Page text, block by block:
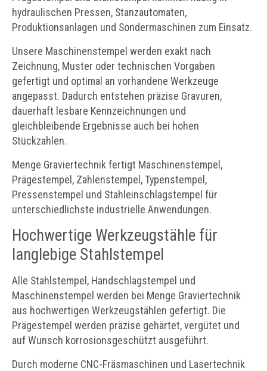
hydraulischen Pressen, Stanzautomaten,
Produktionsanlagen und Sondermaschinen zum Einsatz.
Unsere Maschinenstempel werden exakt nach
Zeichnung, Muster oder technischen Vorgaben
gefertigt und optimal an vorhandene Werkzeuge
angepasst. Dadurch entstehen präzise Gravuren,
dauerhaft lesbare Kennzeichnungen und
gleichbleibende Ergebnisse auch bei hohen
Stückzahlen.
Menge Graviertechnik fertigt Maschinenstempel,
Prägestempel, Zahlenstempel, Typenstempel,
Pressenstempel und Stahleinschlagstempel für
unterschiedlichste industrielle Anwendungen.
Hochwertige Werkzeugstähle für
langlebige Stahlstempel
Alle Stahlstempel, Handschlagstempel und
Maschinenstempel werden bei Menge Graviertechnik
aus hochwertigen Werkzeugstählen gefertigt. Die
Prägestempel werden präzise gehärtet, vergütet und
auf Wunsch korrosionsgeschützt ausgeführt.
Durch moderne CNC-Fräsmaschinen und Lasertechnik